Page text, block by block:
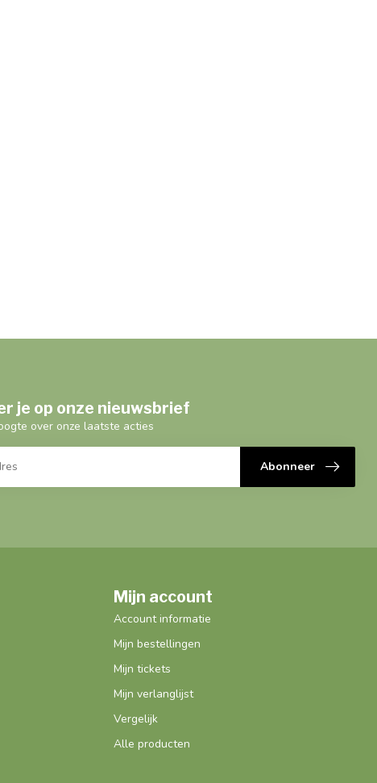
je op onze nieuwsbrief
over onze laatste acties
Abonneer
Mijn account
Account informatie
Mijn bestellingen
Mijn tickets
Mijn verlanglijst
Vergelijk
Alle producten